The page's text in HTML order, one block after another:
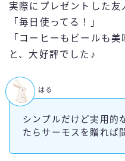
実際にプレゼントした友
「毎日使ってる！」
「コーヒーもビールも美
と、大好評でした♪
シンプルだけど実用的
たらサーモスを贈れば
はる